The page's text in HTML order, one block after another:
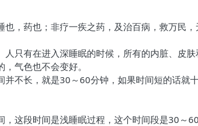
，药也；非疗一疾之药，及治百病，救万民，
只有在进入深睡眠的时候，所有的内脏、皮
气色也不会变好。
不长，就是30～60分钟，如果时间短的话就
这段时间是浅睡眠过程，这个时间段是30～60